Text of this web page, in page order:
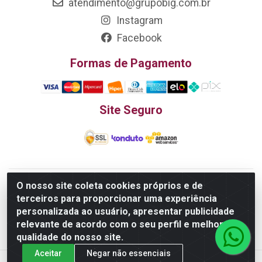
O nosso site coleta cookies próprios e de
terceiros para proporcionar uma experiência
personalizada ao usuário, apresentar publicidade
relevante de acordo com o seu perfil e melhorar a
qualidade do nosso site.
Aceitar Negar não essenciais
atendimento@grupobig.com.br
Instagram
Facebook
Formas de Pagamento
Site Seguro
Edn Utilidades Domésticas Importação e Exportação LTDA - R.
Edmundo Pinto da Cunha, LT APM 06, N 133 - Res. Luiza
Monteiro, Trindade - GO, 75385-000 - CNPJ
20.758.851.0045/26